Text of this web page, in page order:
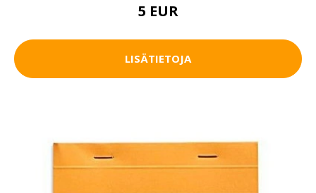
5 EUR
LISÄTIETOJA